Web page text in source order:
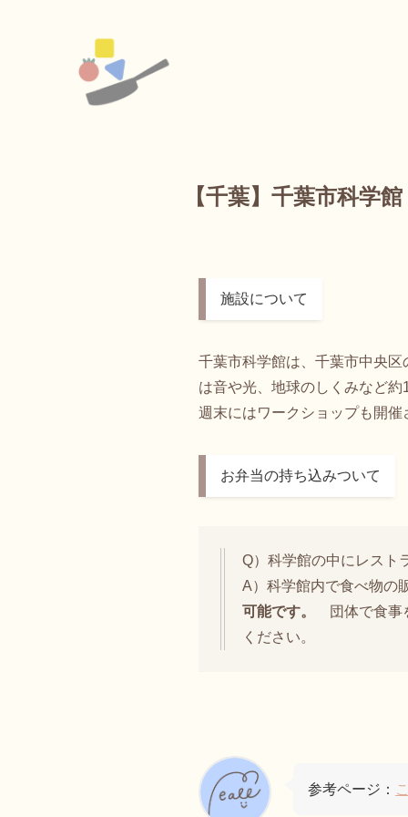
【千葉】千葉市科学館
施設について
千葉市科学館は、千葉市中央
は音や光、地球のしくみなど
週末にはワークショップも開
お弁当の持ち込みついて
Q）科学館の中にレスト
A）科学館内で食べ物の
可能です。
団体で食
ください。
参考ページ：